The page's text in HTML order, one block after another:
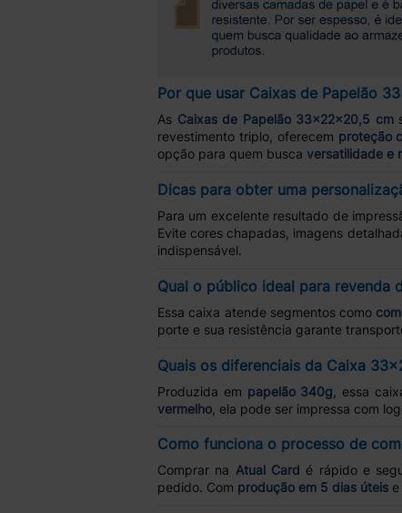
Por que usar Caixas de Papelão
As Caixas de Papelão 33x22x20,5 cm
revestimento triplo, oferecem proteção
opção para quem busca versatilidade e
Dicas para obter uma
Para um excelente resultado de
Evite cores chapadas, imagens
indispensável.
Qual o público ideal para revenda
Essa caixa atende segmentos como
porte e sua resistência garante
Quais os diferenciais da Caixa
Produzida em papelão 340g , essa
vermelho , ela pode ser impressa com
Como funciona o processo de
Comprar na Atual Card é rápido e
pedido. Com produção em 5 dias úteis